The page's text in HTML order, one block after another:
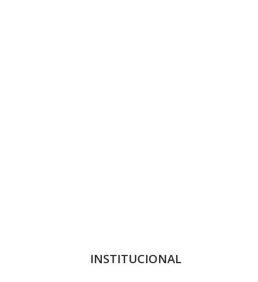
INSTITUCIONAL